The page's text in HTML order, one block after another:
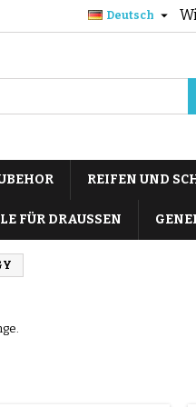
Deutsch 
REIFEN UND
FÜR DRAUSSEN